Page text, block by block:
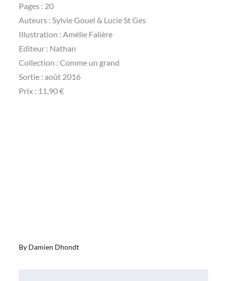
Pages : 20
Auteurs : Sylvie Gouel & Lucie St Ges
Illustration : Amélie Falière
Editeur : Nathan
Collection : Comme un grand
Sortie : août 2016
Prix : 11,90 €
By Damien Dhondt